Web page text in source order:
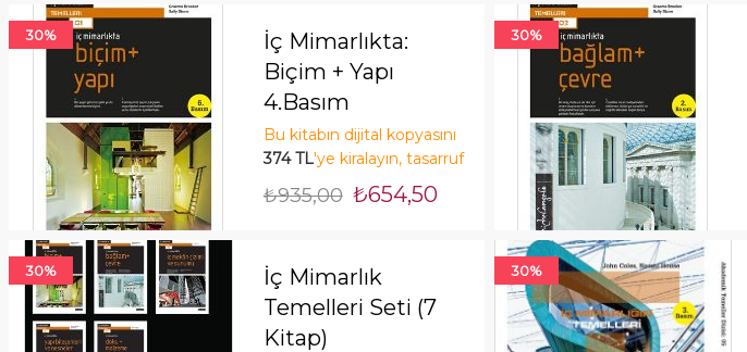
30%
İç Mimarlıkta:
Biçim + Yapı
4.Basım
Bu kitabın dijital kopyasını
374 TL'ye kiralayın, tasarruf
edin! Şimdi Kirala!
₺935,00 ₺654,50
30%
30%
İç Mimarlık
Temelleri Seti (7
Kitap)
30%